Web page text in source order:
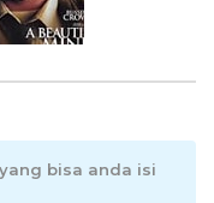
bisa anda isi